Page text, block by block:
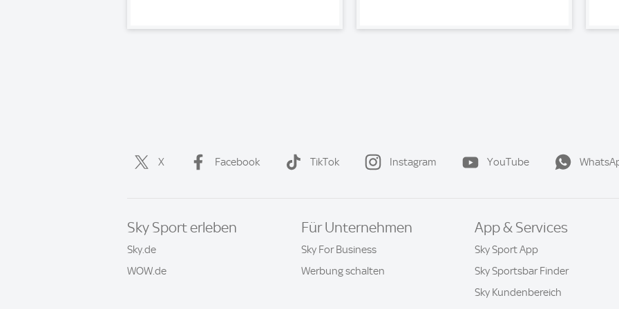
X Facebook TikTok Instagram YouTube
Sky Sport erleben
Sky.de
WOW.de
Für Unternehmen
Sky For Business
Werbung schalten
App & Services
Sky Sport App
Sky Sportsbar Finder
Sky Kundenbereich